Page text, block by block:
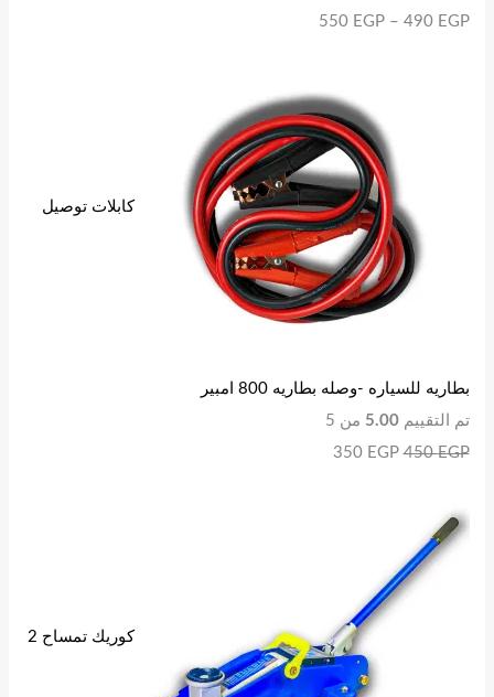
490 EGP
–
550 EGP
كابلات توصيل
بطاريه للسياره -وصله بطاريه 800 امبير
تم التقييم5.00 من 5
450EGP
350 EGP
كوريك تمساح 2